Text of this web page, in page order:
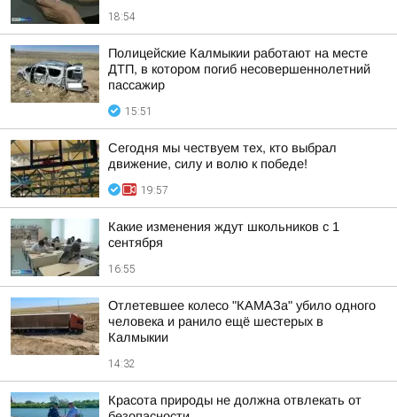
18:54
Полицейские Калмыкии работают на месте
ДТП, в котором погиб несовершеннолетний
пассажир
15:51
Сегодня мы чествуем тех, кто выбрал
движение, силу и волю к победе!
19:57
Какие изменения ждут школьников с 1
сентября
16:55
Отлетевшее колесо "КАМАЗа" убило одного
человека и ранило ещё шестерых в
Калмыкии
14:32
Красота природы не должна отвлекать от